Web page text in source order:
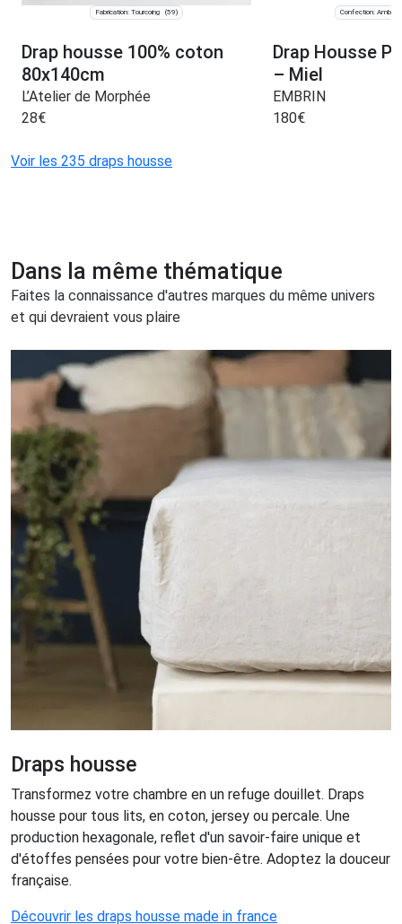
Fabrication: Tourcoing (59)
Drap housse 100% coton
80x140cm
L’Atelier de Morphée
28€
Confection:
Drap Housse
– Miel
EMBRIN
180€
Voir les 235 draps housse
Dans la même thématique
Faites la connaissance d'autres marques du même univers
et qui devraient vous plaire
Draps housse
Transformez votre chambre en un refuge douillet. Draps
housse pour tous lits, en coton, jersey ou percale. Une
production hexagonale, reflet d'un savoir-faire unique et
d'étoffes pensées pour votre bien-être. Adoptez la douceur
française.
Découvrir les draps housse made in france